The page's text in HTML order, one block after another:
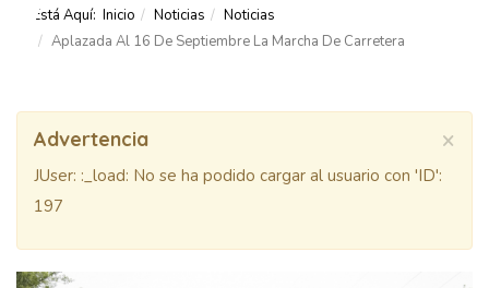
Está Aquí: Inicio Noticias
Noticias
Aplazada Al 16 De Septiembre La Marcha De Carretera
×
Advertencia
JUser: :_load: No se ha podido cargar al usuario con 'ID':
197